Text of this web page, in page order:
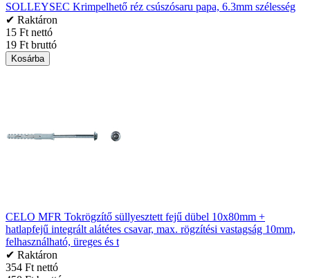
SOLLEYSEC Krimpelhető réz csúszósaru papa, 6.3mm szélesség
✔ Raktáron
15 Ft nettó
19 Ft bruttó
Kosárba
CELO MFR Tokrögzítő süllyesztett fejű dübel 10x80mm +
hatlapfejű integrált alátétes csavar, max. rögzítési vastagság 10mm,
felhasználható, üreges és t
✔ Raktáron
354 Ft nettó